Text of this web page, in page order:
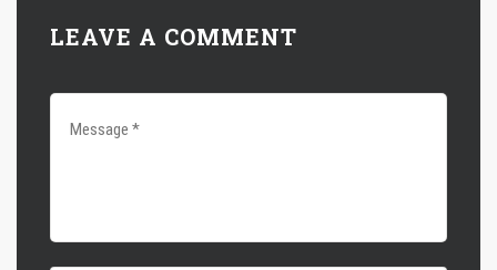
LEAVE A COMMENT